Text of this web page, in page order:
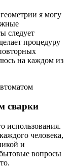
я могу
следует
процедуру
на каждом из
сварки
использования.
человека,
и
вопросы